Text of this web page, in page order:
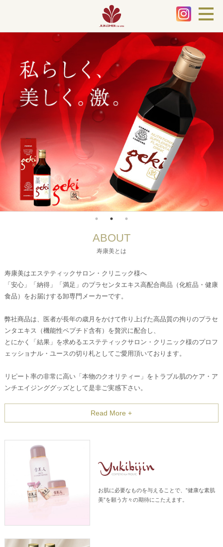
ABOUT
寿康美とは
寿康美はエステティックサロン・クリニック様へ
「安心」「納得」「満足」のプラセンタエキス高配合商品（化粧品・健康
食品）をお届けする卸専門メーカーです。
弊社商品は、医者が長年の歳月をかけて作り上げた高品質の拘りのプラセ
ンタエキス（機能性ペプチド含有）を贅沢に配合し、
とにかく「結果」を求めるエステティックサロン・クリニック様のプロフ
ェッショナル・ユースの切り札としてご愛用頂いております。
リピート率の非常に高い「本物のクオリティー」をトラブル肌のケア・ア
ンチエイジンググッズとして是非ご実感下さい。
Read More +
お肌に必要なものを与えることで、”健康な素肌
美”を願う方々の期待にこたえます。